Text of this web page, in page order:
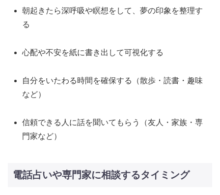
朝起きたら深呼吸や瞑想をして、夢の印象を整理す
る
心配や不安を紙に書き出して可視化する
自分をいたわる時間を確保する（散歩・読書・趣味
など）
信頼できる人に話を聞いてもらう（友人・家族・専
門家など）
電話占いや専門家に相談するタイミング